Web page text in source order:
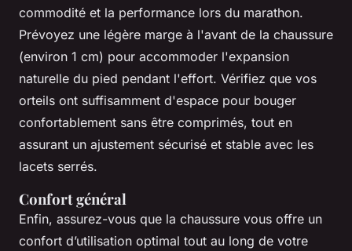
commodité et la performance lors du marathon.
Prévoyez une légère marge à l'avant de la chaussure
(environ 1 cm) pour accommoder l'expansion
naturelle du pied pendant l'effort. Vérifiez que vos
orteils ont suffisamment d'espace pour bouger
confortablement sans être comprimés, tout en
assurant un ajustement sécurisé et stable avec les
lacets serrés.
Confort général
Enfin, assurez-vous que la chaussure vous offre un
confort d’utilisation optimal tout au long de votre